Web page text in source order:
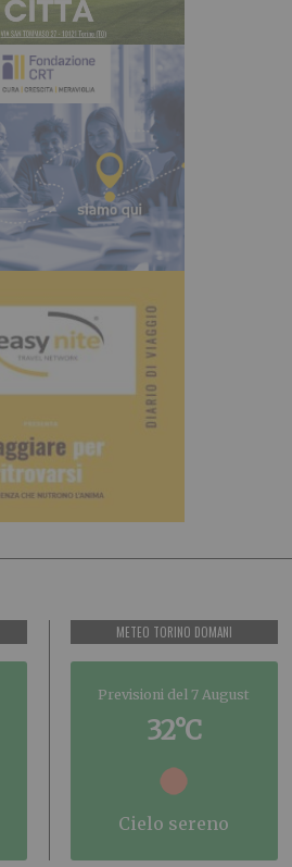
METEO TORINO DOMANI
Previsioni del 7 August
32°C
cielo sereno